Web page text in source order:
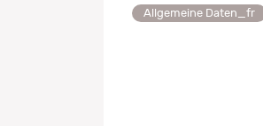
Allgemeine Daten_fr